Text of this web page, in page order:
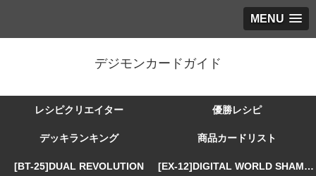
MENU
デジモンカードガイド
レシピクリエイター 優勝レシピ
デッキランキング 商品カードリスト
[BT-25]DUAL REVOLUTION [EX-12]DIGITAL WORLD SHAMBALA